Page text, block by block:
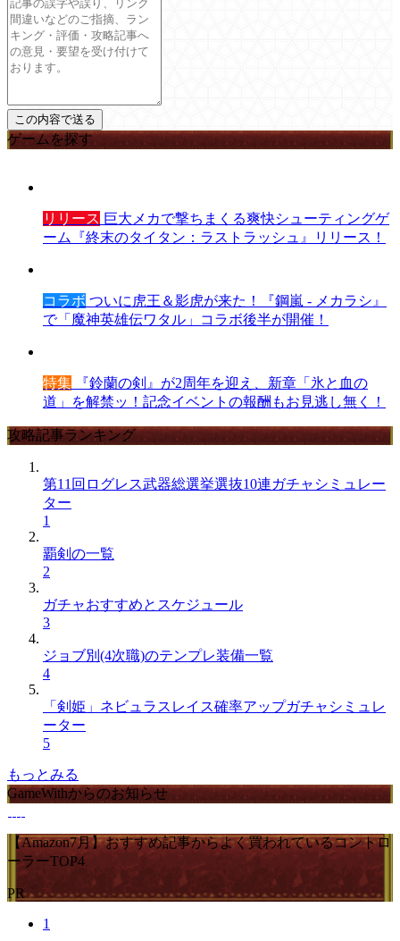
ゲームを探す
リリース 巨大メカで撃ちまくる爽快シューティングゲ
ーム『終末のタイタン：ラストラッシュ』リリース！
コラボ ついに虎王＆影虎が来た！『鋼嵐 - メカラシ』
で「魔神英雄伝ワタル」コラボ後半が開催！
特集 『鈴蘭の剣』が2周年を迎え、新章「氷と血の
道」を解禁ッ！記念イベントの報酬もお見逃し無く！
攻略記事ランキング
第11回ログレス武器総選挙選抜10連ガチャシミュレー
ター
1
覇剣の一覧
2
ガチャおすすめとスケジュール
3
ジョブ別(4次職)のテンプレ装備一覧
4
「剣姫」ネビュラスレイス確率アップガチャシミュレ
ーター
5
もっとみる
GameWithからのお知らせ
【Amazon7月】おすすめ記事からよく買われているコントロ
ーラーTOP4
PR
1